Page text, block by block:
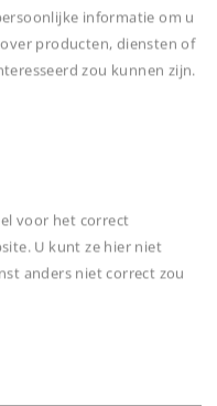
van uw
van eenvoudig
informatie om u
producten, diensten of
zou kunnen zijn.
voor het correct
U kunt ze hier niet
anders niet correct zou